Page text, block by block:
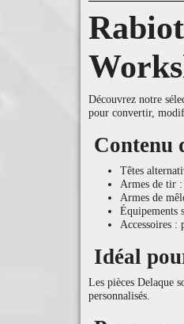
Découvrez notre
pour convertir,
Contenu
Têtes
Armes de tir
Armes de
Équipements
Accessoires :
Idéal
Les pièces Delaque
personnalisés.